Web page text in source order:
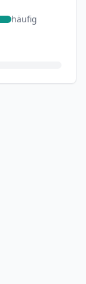
häufig